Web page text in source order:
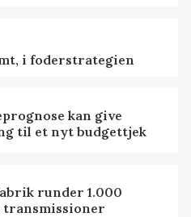
i foderstrategien
kan give
til et nyt budgettjek
runder 1.000